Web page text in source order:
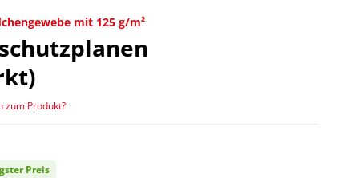
mit 125 g/m²
zum Produkt?
Preis